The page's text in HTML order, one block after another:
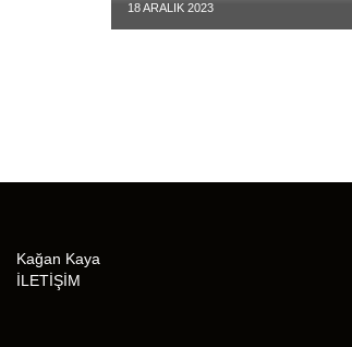
18 ARALIK 2023
Kağan Kaya
İLETİŞİM